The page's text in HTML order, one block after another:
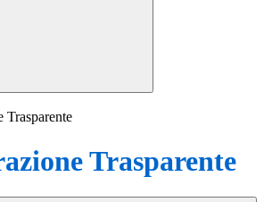
Trasparente
Trasparente